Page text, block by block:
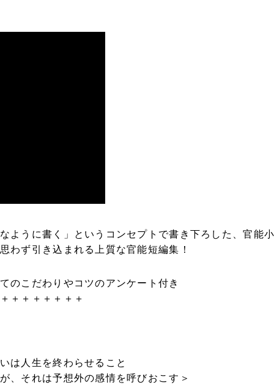
ように書く」というコンセプトで書き下ろした、官能
わず引き込まれる上質な官能短編集！
のこだわりやコツのアンケート付き
＋＋＋＋＋＋＋
は人生を終わらせること
、それは予想外の感情を呼びおこす＞